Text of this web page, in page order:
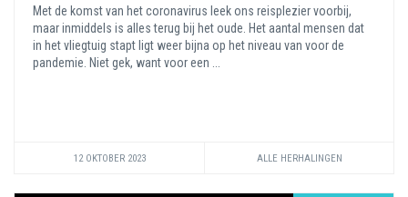
Met de komst van het coronavirus leek ons reisplezier voorbij,
maar inmiddels is alles terug bij het oude. Het aantal mensen dat
in het vliegtuig stapt ligt weer bijna op het niveau van voor de
pandemie. Niet gek, want voor een ...
12 OKTOBER 2023 ALLE HERHALINGEN